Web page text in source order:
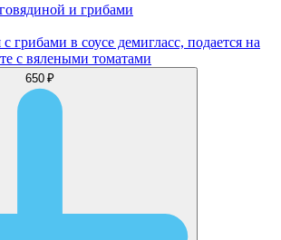
и грибами
грибами в соусе демигласс, подается на
с вялеными томатами
650 ₽